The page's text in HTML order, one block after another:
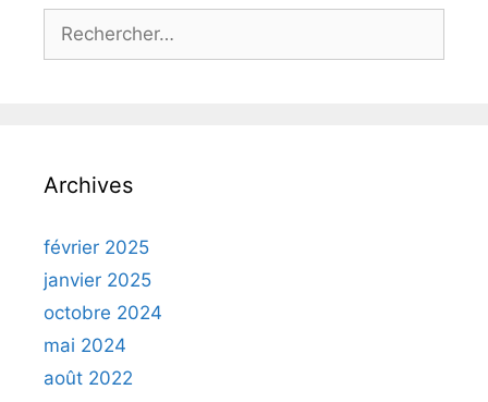
Archives
février 2025
janvier 2025
octobre 2024
mai 2024
août 2022